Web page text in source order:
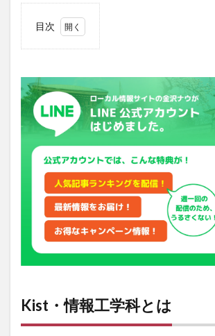
目次
工学
科と
は
2
『バズ
リサー
ーナの
ナー
ニ？』
の澤越
仁菜と
3
Kist
ルガー
材を受け
Kist・情報工学科とは